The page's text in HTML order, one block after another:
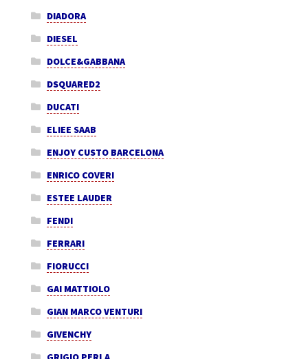
DIADORA
DIESEL
DOLCE&GABBANA
DSQUARED2
DUCATI
ELIEE SAAB
ENJOY CUSTO BARCELONA
ENRICO COVERI
ESTEE LAUDER
FENDI
FERRARI
FIORUCCI
GAI MATTIOLO
GIAN MARCO VENTURI
GIVENCHY